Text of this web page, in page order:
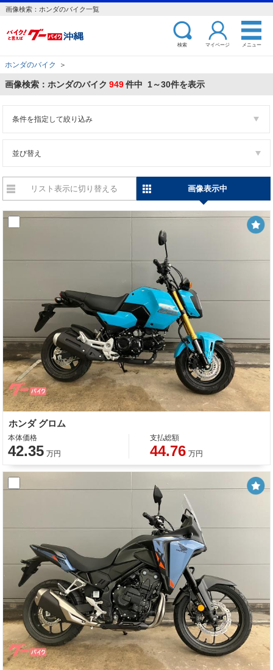
画像検索：ホンダのバイク一覧
検索 マイページ メニュー
ホンダのバイク ＞
画像検索：ホンダのバイク 949件中 1～30件を表示
条件を指定して絞り込み
並び替え
リスト表示に切り替える 画像表示中
ホンダ グロム
本体価格
42.35 万円
支払総額
44.76 万円